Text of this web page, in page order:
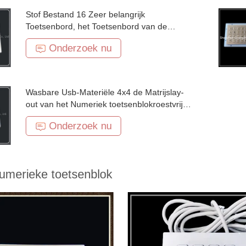
Stof Bestand 16 Zeer belangrijk
Toetsenbord, het Toetsenbord van de
Roestvrij staalAutomaat
Onderzoek nu
Wasbare Usb-Materiële 4x4 de Matrijslay-
out van het Numeriek toetsenblokroestvrije
staal
Onderzoek nu
toetsenblok